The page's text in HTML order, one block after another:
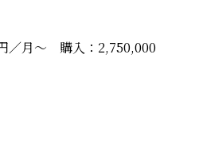
／月〜 購入：2,750,000